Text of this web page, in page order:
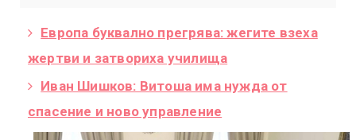
Европа буквално прегрява: жегите взеха
жертви и затвориха училища
Иван Шишков: Витоша има нужда от
спасение и ново управление